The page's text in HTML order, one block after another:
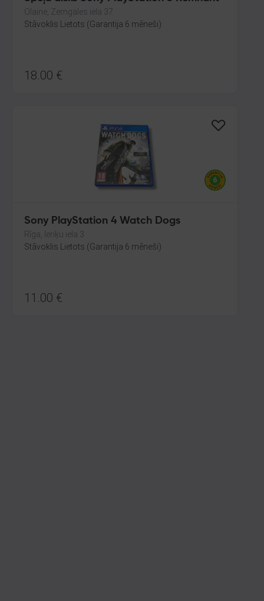
Olaine, Zemgales iela 37
Stāvoklis Lietots (Garantija 6 mēneši)
18.00 €
Sony PlayStation 4 Watch Dogs
Rīga, Ieriķu iela 3
Stāvoklis Lietots (Garantija 6 mēneši)
11.00 €